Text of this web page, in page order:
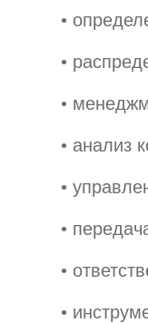
•
•
•
• анализ
•
•
•
•